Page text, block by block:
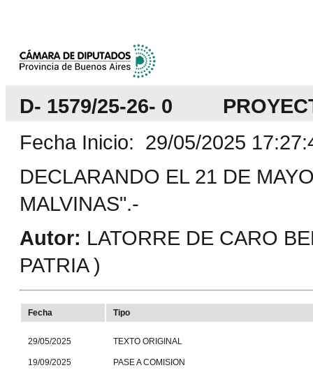
D- 1579/25-26- 0
Fecha Inicio: 29/05/2025
DECLARANDO EL 21 DE
MALVINAS".-
Autor: LATORRE DE CARO
PATRIA )
Fecha Tipo
29/05/2025 TEXTO ORIGINAL
19/09/2025 PASE A COMISION